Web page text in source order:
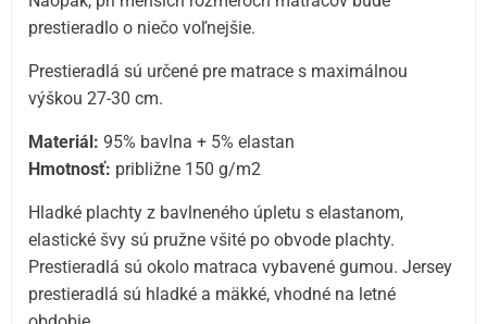
prestieradlo o niečo voľnejšie.
Prestieradlá sú určené pre matrace s maximálnou
výškou 27-30 cm.
Materiál: 95% bavlna + 5% elastan
Hmotnosť: približne 150 g/m2
Hladké plachty z bavlneného úpletu s elastanom,
elastické švy sú pružne všité po obvode plachty.
Prestieradlá sú okolo matraca vybavené gumou. Jersey
prestieradlá sú hladké a mäkké, vhodné na letné